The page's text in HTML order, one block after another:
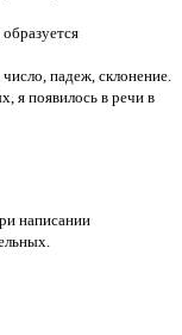
падеж, склонение.
я появилось в речи в
написании